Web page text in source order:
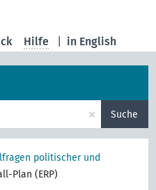
in English
Hilfe
× Suche
politischer und
Plan (ERP)